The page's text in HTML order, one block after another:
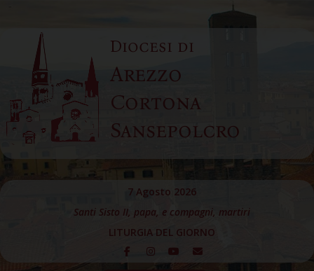
content
Diocesi di
Arezzo
Cortona
Sansepolcro
7 Agosto 2026
Santi Sisto II, papa, e compagni, martiri
LITURGIA DEL GIORNO